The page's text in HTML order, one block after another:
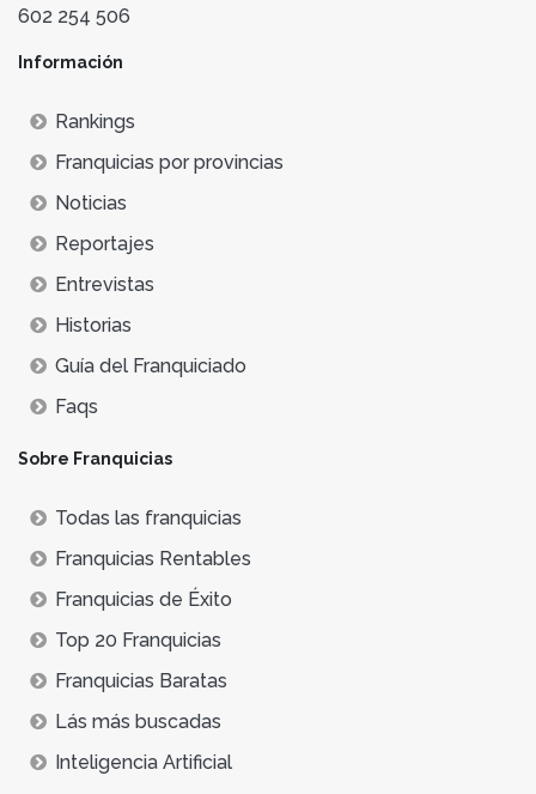
602 254 506
Información
Rankings
Franquicias por provincias
Noticias
Reportajes
Entrevistas
Historias
Guía del Franquiciado
Faqs
Sobre Franquicias
Todas las franquicias
Franquicias Rentables
Franquicias de Éxito
Top 20 Franquicias
Franquicias Baratas
Lás más buscadas
Inteligencia Artificial